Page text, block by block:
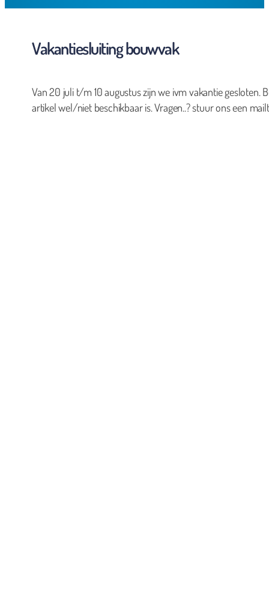
Vakantiesluiting bouwvak
Van 20 juli t/m 10 augustus zijn we ivm vakantie gesloten.
artikel wel/niet beschikbaar is. Vragen..? stuur ons een